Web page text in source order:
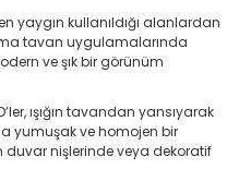
yaygın kullanıldığı alanlardan
tavan uygulamalarında
ve şık bir görünüm
ışığın tavandan yansıyarak
yumuşak ve homojen bir
duvar nişlerinde veya dekoratif